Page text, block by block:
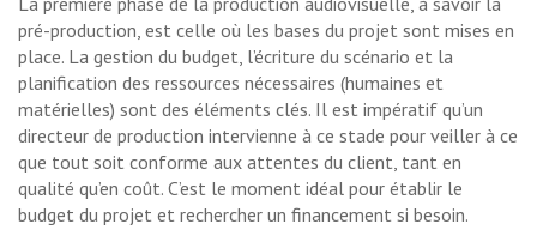
pré-production, est celle où les bases du projet sont mises en
place. La gestion du budget, l’écriture du scénario et la
planification des ressources nécessaires (humaines et
matérielles) sont des éléments clés. Il est impératif qu’un
directeur de production intervienne à ce stade pour veiller à ce
que tout soit conforme aux attentes du client, tant en
qualité qu’en coût. C’est le moment idéal pour établir le
budget du projet et rechercher un financement si besoin.